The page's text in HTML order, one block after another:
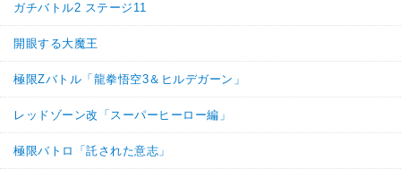
ガチバトル2 ステージ11
開眼する大魔王
極限Zバトル「龍拳悟空3＆ヒルデガーン」
レッドゾーン改「スーパーヒーロー編」
極限バトロ「託された意志」